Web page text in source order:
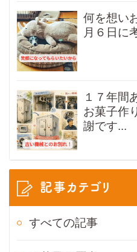
何を想い
月６日に
１７年間
お菓子作
謝です...
記事カテゴリ
すべての記事